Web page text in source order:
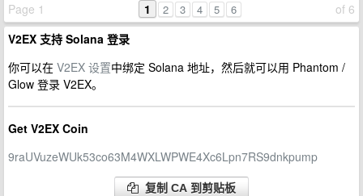
Page 1
of 6
1 2 3 4 5 6
V2EX 支持 Solana 登录
你可以在 V2EX 设置中绑定 Solana 地址，然后就可以用 Phantom /
Glow 登录 V2EX。
Get V2EX Coin
9raUVuzeWUk53co63M4WXLWPWE4Xc6Lpn7RS9dnkpump
复制 CA 到剪贴板